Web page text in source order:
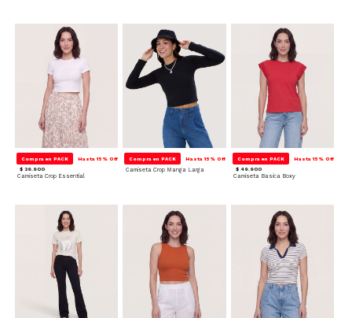
Compra en PACK Hasta 15% Off
$ 39.900
Camiseta Crop Essential
Compra en PACK Hasta 15% Off
Camiseta Crop Manga Larga
Compra en PACK Hasta 15% Off
$ 49.900
Camiseta Basica Boxy